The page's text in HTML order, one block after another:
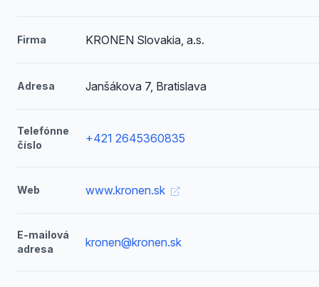
Firma KRONEN Slovakia, a.s.
Adresa Janšákova 7, Bratislava
Telefónne
číslo
+421 2645360835
Web www.kronen.sk
E-mailová
adresa
kronen@kronen.sk